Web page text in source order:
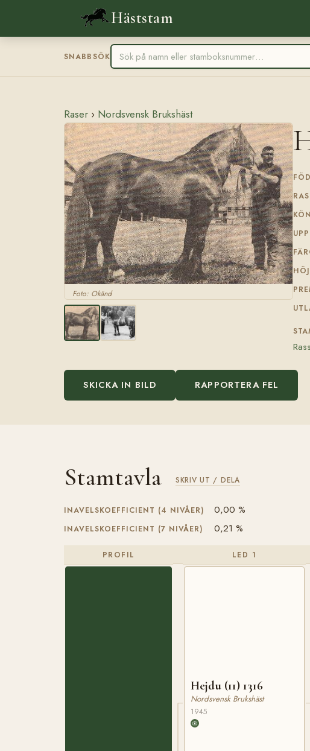
Häststam
SNABBSÖK
Raser › Nordsvensk Brukshäst
Foto: Okänd
RAS
KÖN
SKICKA IN BILD RAPPORTERA FEL
Stamtavla SKRIV UT / DELA
INAVELSKOEFFICIENT (4 NIVÅER) 0,00 %
INAVELSKOEFFICIENT (7 NIVÅER) 0,21 %
PROFIL LED 1
Hejdu (11) 1316
Nordsvensk Brukshäst
1945